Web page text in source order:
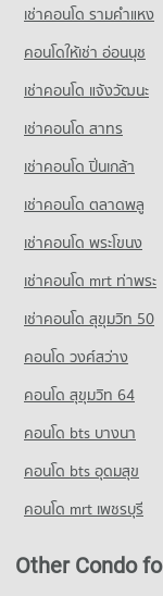
Condo Makro
PROJECT_COUNT
Condo for Rent
315 properties for rent
Condo for Sale
348 properties for sale
เช่าคอนโด รามคําแหง
คอนโดให้เช่า อ่อนนุช
เช่าคอนโด แจ้งวัฒนะ
เช่าคอนโด สาทร
เช่าคอนโด ปิ่นเกล้า
เช่าคอนโด ตลาดพลู
เช่าคอนโด พระโขนง
เช่าคอนโด mrt ท่าพระ
เช่าคอนโด สุขุมวิท 50
คอนโด วงศ์สว่าง
คอนโด สุขุมวิท 64
คอนโด bts บางนา
คอนโด bts อุดมสุข
คอนโด mrt เพชรบุรี
Other Condo